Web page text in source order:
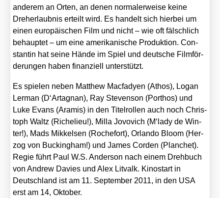
ande­rem an Orten, an denen nor­ma­ler­wei­se kei­ne
Dreh­erlaub­nis erteilt wird. Es han­delt sich hier­bei um
einen euro­päi­schen Film und nicht – wie oft fälsch­lich
behaup­tet – um eine ame­ri­ka­ni­sche Pro­duk­ti­on. Con­
stan­tin hat sei­ne Hän­de im Spiel und deut­sche Film­för­
de­run­gen haben finan­zi­ell unter­stützt.
Es spie­len neben Matthew Mac­fa­dy­en (Athos), Logan
Ler­man (D‘Artagnan), Ray Ste­ven­son (Port­hos) und
Luke Evans (Ara­mis) in den Titel­rol­len auch noch Chris­
toph Waltz (Riche­lieu!), Mil­la Jovo­vich (M‘lady de Win­
ter!), Mads Mik­kel­sen (Roche­fort), Orlan­do Bloom (Her­
zog von Buck­ing­ham!) und James Cor­den (Plan­chet).
Regie führt Paul W.S. Ander­son nach einem Dreh­buch
von Andrew Davies und Alex Lit­valk. Kino­start in
Deutsch­land ist am 11. Sep­tem­ber 2011, in den USA
erst am 14, Okto­ber.